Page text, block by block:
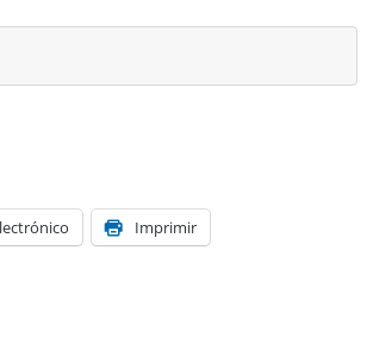
Imprimir